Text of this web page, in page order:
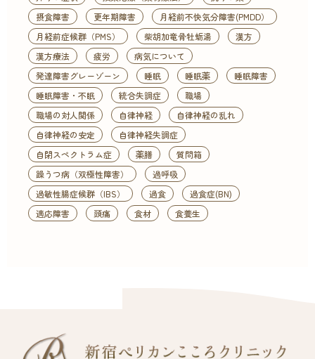
摂食障害
更年期障害
月経前不快気分障害(PMDD）
月経前症候群（PMS）
柴胡加竜骨牡蛎湯
漢方
漢方療法
疲労
病気について
発達障害グレーゾーン
睡眠 睡眠薬
睡眠障害
睡眠障害・不眠
統合失調症
職場
職場の対人関係
自律神経
自律神経の乱れ
自律神経の安定
自律神経失調症
自閉スペクトラム症
薬膳
質問箱
躁うつ病（双極性障害）
過呼吸
過敏性腸症候群（IBS）
過食
過食症(BN)
適応障害
頭痛 食材 食養生